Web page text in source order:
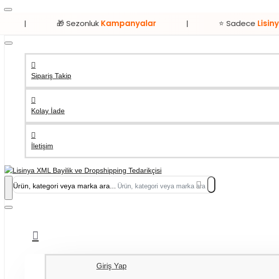
🎁 Sezonluk Kampanyalar | ⭐ Sadece Lisinya’da!
Sipariş Takip
Kolay İade
İletişim
Ürün, kategori veya marka ara...
Giriş Yap